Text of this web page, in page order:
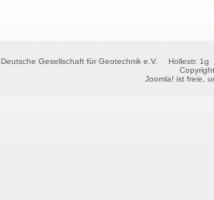
Deutsche Gesellschaft für Geotechnik e.V.
Hollestr. 1g
Joomla! ist freie,